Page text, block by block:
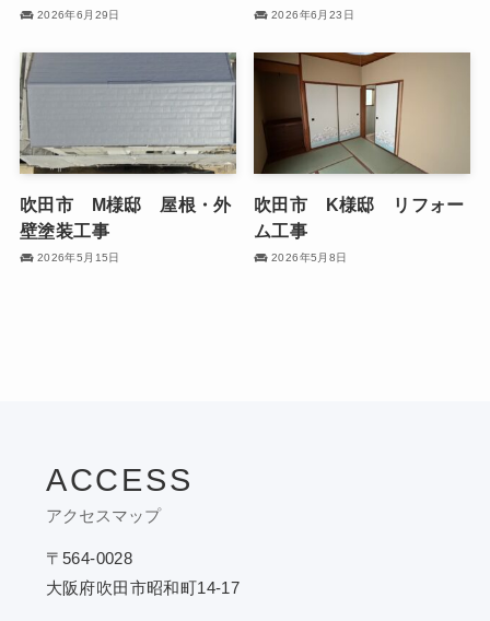
2026年6月29日 2026年6月23日
吹田市 M様邸 屋根・外
壁塗装工事
2026年5月15日
吹田市 K様邸 リフォー
ム工事
2026年5月8日
ACCESS
アクセスマップ
〒564-0028
大阪府吹田市昭和町14-17